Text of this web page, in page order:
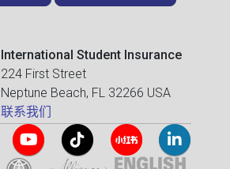
International Student Insurance
224 First Street
Neptune Beach, FL 32266 USA
联系我们